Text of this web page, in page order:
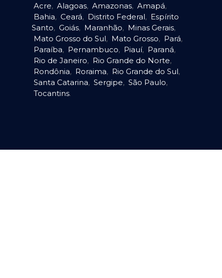
Acre, Alagoas, Amazonas, Amapá,
Bahia, Ceará, Distrito Federal, Espírito
Santo, Goiás, Maranhão, Minas Gerais,
Mato Grosso do Sul, Mato Grosso, Pará,
Paraíba, Pernambuco, Piauí, Paraná,
Rio de Janeiro, Rio Grande do Norte,
Rondônia, Roraima, Rio Grande do Sul,
Santa Catarina, Sergipe, São Paulo,
Tocantins.